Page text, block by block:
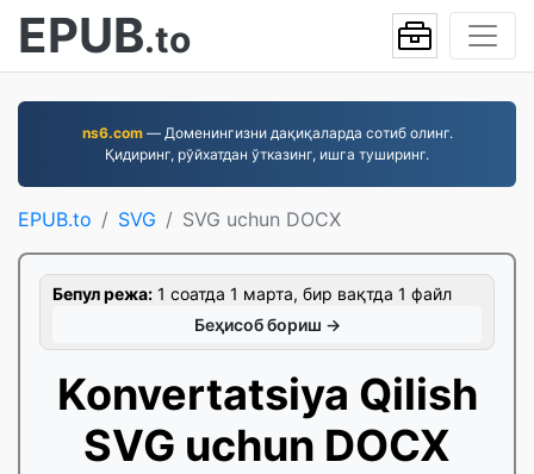
EPUB.to
ns6.com— Доменингизни дақиқаларда сотиб олинг.
Қидиринг, рўйхатдан ўтказинг, ишга туширинг.
EPUB.to SVG SVG uchun DOCX
Бепул режа: 1 соатда 1 марта, бир вақтда 1 файл
Беҳисоб бориш →
Konvertatsiya Qilish
SVG uchun DOCX